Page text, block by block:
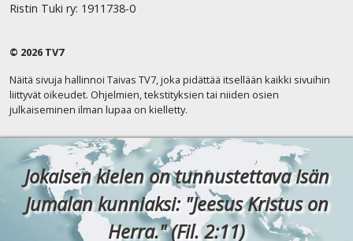
Ristin Tuki ry: 1911738-0
© 2026 TV7
Näitä sivuja hallinnoi Taivas TV7, joka pidättää itsellään kaikki sivuihin
liittyvät oikeudet. Ohjelmien, tekstityksien tai niiden osien
julkaiseminen ilman lupaa on kielletty.
Jokaisen kielen on tunnustettava Isän
Jumalan kunniaksi: "Jeesus Kristus on
Herra." (Fil. 2:11)